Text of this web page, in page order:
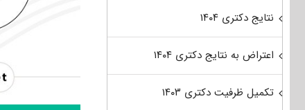
نتایج دکتری ۱۴۰۴
اعتراض به نتایج دکتری ۱۴۰۴
تکمیل ظرفیت دکتری ۱۴۰۳